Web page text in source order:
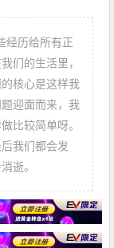
经历给所有正
们的生活里，
核心是这样我
迎面而来，我
比较简单呀。
我们都会发
逝。